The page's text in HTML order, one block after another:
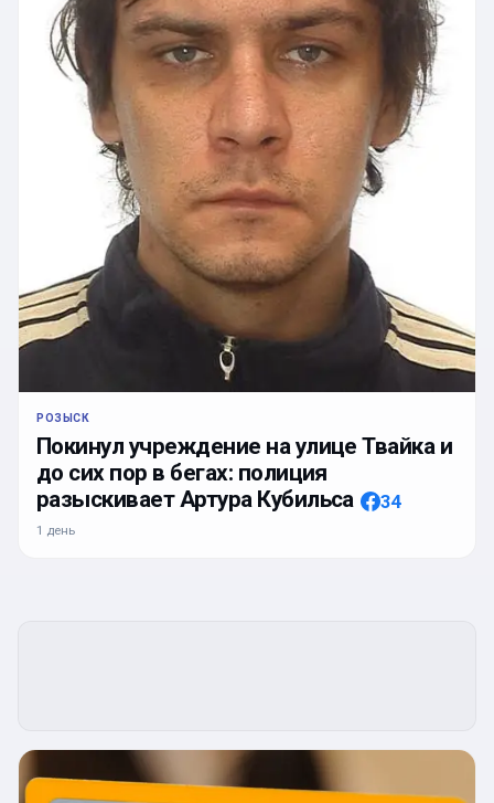
РОЗЫСК
Покинул учреждение на улице Твайка и
до сих пор в бегах: полиция
разыскивает Артура Кубильса
34
1 день